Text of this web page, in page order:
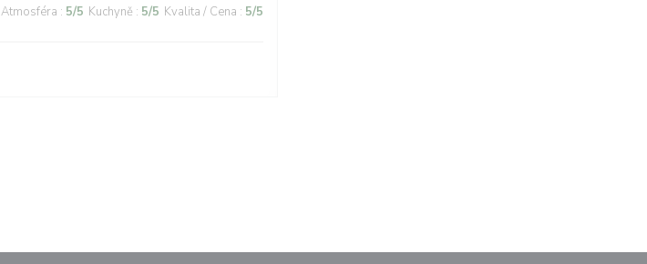
Atmosféra : 5/5 Kuchyně : 5/5 Kvalita / Cena : 5/5